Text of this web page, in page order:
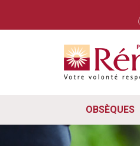
OBSÈQUES